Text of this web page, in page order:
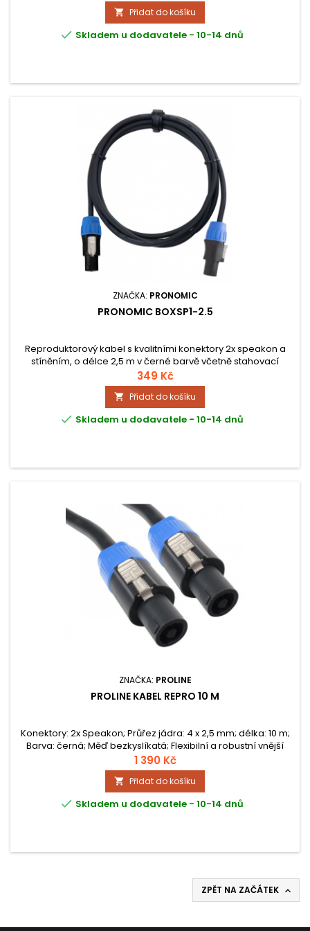
 Přidat do košíku
 Skladem u dodavatele - 10-14 dnů
ZNAČKA: PRONOMIC
PRONOMIC BOXSP1-2.5
Reproduktorový kabel s kvalitními konektory 2x speakon a
stíněním, o délce 2,5 m v černé barvě včetně stahovací
pásky.
349 Kč
 Přidat do košíku
 Skladem u dodavatele - 10-14 dnů
ZNAČKA: PROLINE
PROLINE KABEL REPRO 10 M
Konektory: 2x Speakon; Průřez jádra: 4 x 2,5 mm; délka: 10 m;
Barva: černá; Měď bezkyslíkatá; Flexibilní a robustní vnější
plášť; Zástrčka odolná vůči kyselinám a olejům; Ekologicky
šetrné balení
1 390 Kč
 Přidat do košíku
 Skladem u dodavatele - 10-14 dnů
ZPĚT NA ZAČÁTEK 